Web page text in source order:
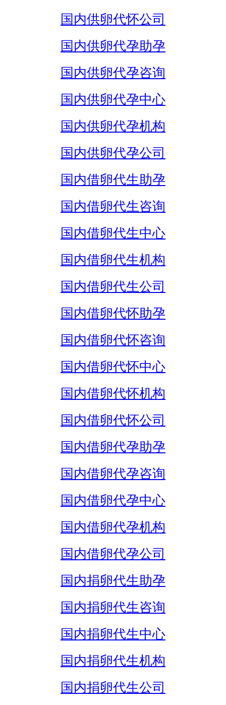
国内供卵代怀公司
国内供卵代孕助孕
国内供卵代孕咨询
国内供卵代孕中心
国内供卵代孕机构
国内供卵代孕公司
国内借卵代生助孕
国内借卵代生咨询
国内借卵代生中心
国内借卵代生机构
国内借卵代生公司
国内借卵代怀助孕
国内借卵代怀咨询
国内借卵代怀中心
国内借卵代怀机构
国内借卵代怀公司
国内借卵代孕助孕
国内借卵代孕咨询
国内借卵代孕中心
国内借卵代孕机构
国内借卵代孕公司
国内捐卵代生助孕
国内捐卵代生咨询
国内捐卵代生中心
国内捐卵代生机构
国内捐卵代生公司